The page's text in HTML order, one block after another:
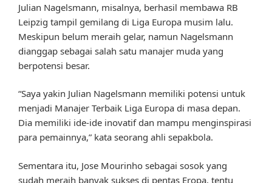
Julian Nagelsmann, misalnya, berhasil membawa RB
Leipzig tampil gemilang di Liga Europa musim lalu.
Meskipun belum meraih gelar, namun Nagelsmann
dianggap sebagai salah satu manajer muda yang
berpotensi besar.
“Saya yakin Julian Nagelsmann memiliki potensi untuk
menjadi Manajer Terbaik Liga Europa di masa depan.
Dia memiliki ide-ide inovatif dan mampu menginspirasi
para pemainnya,” kata seorang ahli sepakbola.
Sementara itu, Jose Mourinho sebagai sosok yang
sudah meraih banyak sukses di pentas Eropa, tentu